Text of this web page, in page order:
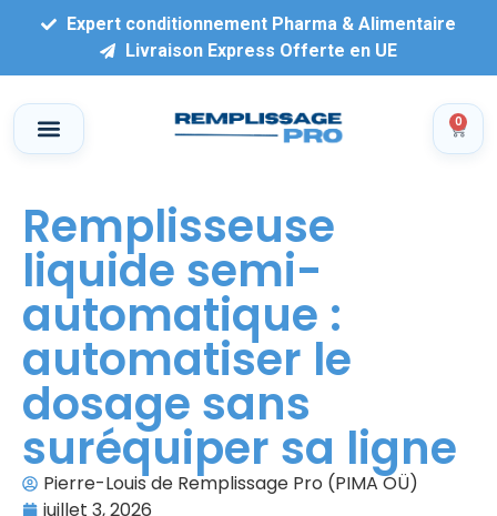
Expert conditionnement Pharma & Alimentaire
Livraison Express Offerte en UE
0
Remplisseuse
liquide semi-
automatique :
automatiser le
dosage sans
suréquiper sa ligne
Pierre-Louis de Remplissage Pro (PIMA OÜ)
juillet 3, 2026